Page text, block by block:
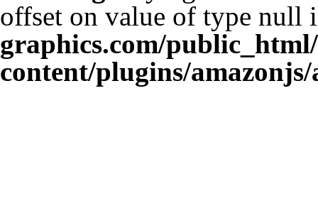
offset on value of type null
graphics.com/
content/plugins/